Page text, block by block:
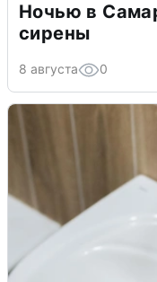
Ночью в
сирены
8 августа 0